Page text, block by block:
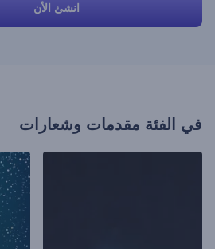
انشئ الأن
في الفئة مقدمات وشعارات